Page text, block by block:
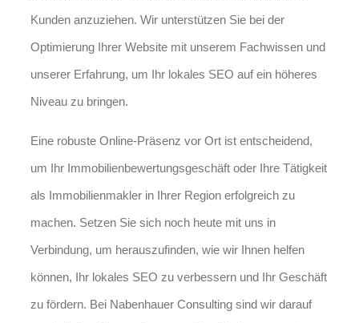
Kunden anzuziehen. Wir unterstützen Sie bei der
Optimierung Ihrer Website mit unserem Fachwissen und
unserer Erfahrung, um Ihr lokales SEO auf ein höheres
Niveau zu bringen.
Eine robuste Online-Präsenz vor Ort ist entscheidend,
um Ihr Immobilienbewertungsgeschäft oder Ihre Tätigkeit
als Immobilienmakler in Ihrer Region erfolgreich zu
machen. Setzen Sie sich noch heute mit uns in
Verbindung, um herauszufinden, wie wir Ihnen helfen
können, Ihr lokales SEO zu verbessern und Ihr Geschäft
zu fördern. Bei Nabenhauer Consulting sind wir darauf